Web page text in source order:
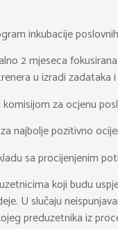
inkubacije
2 mjeseca
u izradi
za ocjenu
najbolje pozitivno
sa procijenjenim
koji budu
U slučaju
preduzetnika iz